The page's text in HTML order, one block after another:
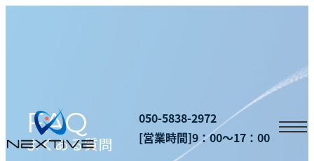
050-5838-2972
[営業時間]9：00～17：00
よくある質問